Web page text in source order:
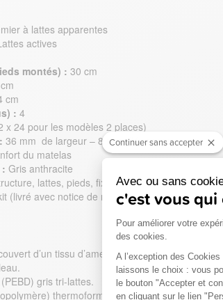
à lattes apparentes
actives
montés) : 30 cm
cm
: 4
x 24 pour les modèles 2 places)
36 mm de largeur – 8 mm d’épaisseur
du matelas
Gris anthracite
lattes, pieds, fixations et visserie
(livré avec notice de montage)
d’un tissu d’ameublement gris anthracite
gris tri-lattes.
thermoformé gris anthracite
Continuer sans accepter
Avec ou sans
c'est vous qui
Plateforme
Pour améliorer votre
des cookies.
A l’exception des
laissons le choix : vous
le bouton "Accepter et
en cliquant sur le lien